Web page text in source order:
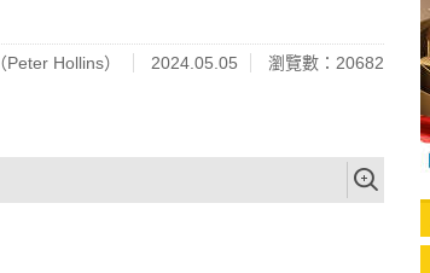
Hollins） 2024.05.05 瀏覽數：20682